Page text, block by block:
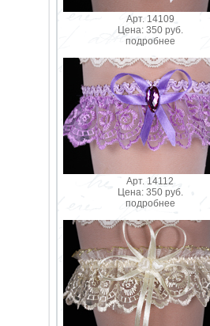
Арт. 14109
Цена: 350 руб.
подробнее
Арт. 14112
Цена: 350 руб.
подробнее